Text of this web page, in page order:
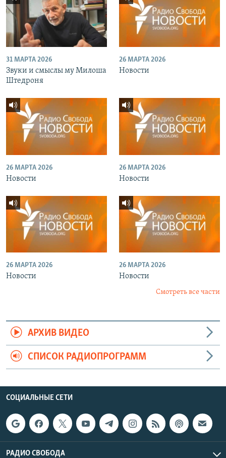
31 МАРТА 2026
Звуки и смыслы му Милоша
Штедроня
26 МАРТА 2026
Новости
26 МАРТА 2026
Новости
26 МАРТА 2026
Новости
26 МАРТА 2026
Новости
26 МАРТА 2026
Новости
Смотреть все части
АРХИВ ВИДЕО
СПИСОК РАДИОПРОГРАММ
СОЦИАЛЬНЫЕ СЕТИ
РАДИО СВОБОДА